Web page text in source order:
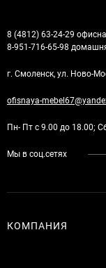
8 (4812) 63-24-29
8-951-716-65-98
г. Смоленск, ул. Ново-
ofisnaya-
Пн- Пт с 9.00 до 18.00;
Мы в соц.сетях
КОМПАНИЯ